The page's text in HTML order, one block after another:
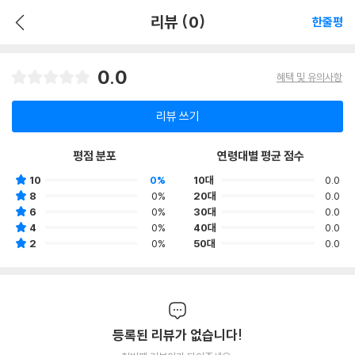
리뷰 (0) 한줄평
0.0 혜택 및 유의사항
리뷰 쓰기
평점 분포
10
0%
8
0%
6
0%
4
0%
2
0%
연령대별 평균 점수
10대
0.0
20대
0.0
30대
0.0
40대
0.0
50대
0.0
등록된 리뷰가 없습니다!